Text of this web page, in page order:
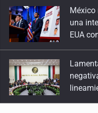
Quinto Patio
23 de Julio de 2026
Quinto Patio
22 de Julio de 2026
de